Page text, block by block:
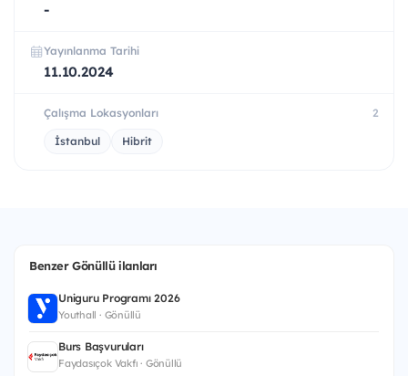
-
Yayınlanma Tarihi
11.10.2024
Çalışma Lokasyonları 2
İstanbul Hibrit
Benzer Gönüllü ilanları
Uniguru Programı 2026
Youthall · Gönüllü
Burs Başvuruları
Faydasıçok Vakfı · Gönüllü